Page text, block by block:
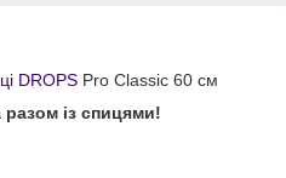
DROPS Pro Classic 60 см
із спицями!